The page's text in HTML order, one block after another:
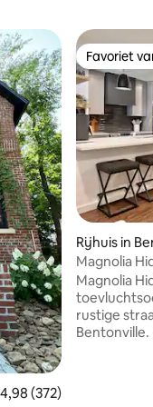
beoordeling
4,98 (372)
Favoriet
Favoriet
Rijhuis in
Magnolia
Magnolia
rustige
Bentonville. Deze charmante duplex